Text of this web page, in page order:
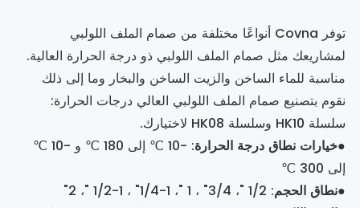
توفر Covna أنواعًا مختلفة من صمام الملف اللولبي
لمشاريعك مثل صمام الملف اللولبي ذو درجة الحرارة العالية.
مناسبة للماء الساخن والزيت الساخن والبخار وما إلى ذلك
نقوم بتصنيع صمام الملف اللولبي العالي درجات الحرارة:
سلسلة HK10 وسلسلة HK08 لاختيارك.
●خيارات نطاق درجة الحرارة
: -10 ℃ إلى 180 ℃ و -10 ℃
إلى 300 ℃
●نطاق الحجم: 1/2 "، 3/4" ، 1 "، 1-1/4" ، 1-1/2 "، 2"